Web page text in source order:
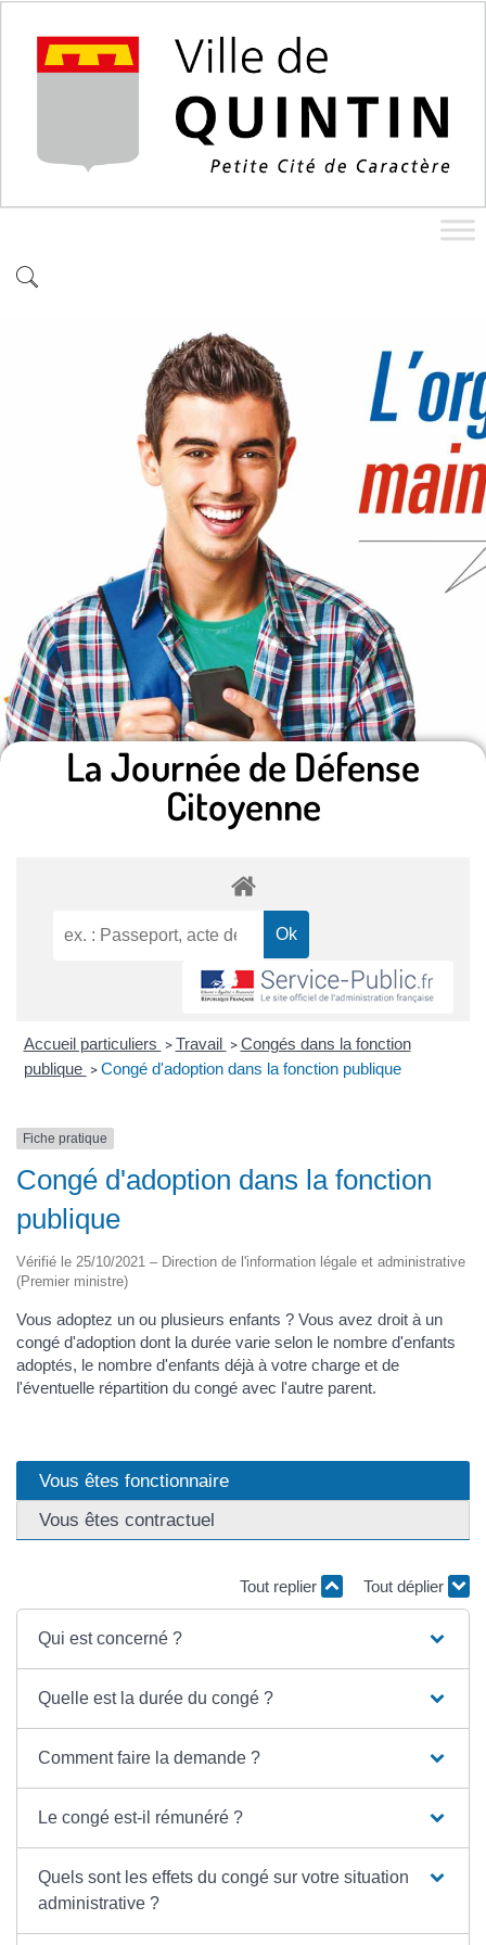
La Journée de Défense
Citoyenne
Accueil particuliers > Travail > Congés dans la fonction
publique > Congé d'adoption dans la fonction publique
Fiche pratique
Congé d'adoption dans la fonction
publique
Vérifié le 25/10/2021 – Direction de l'information légale et administrative
(Premier ministre)
Vous adoptez un ou plusieurs enfants ? Vous avez droit à un
congé d'adoption dont la durée varie selon le nombre d'enfants
adoptés, le nombre d'enfants déjà à votre charge et de
l'éventuelle répartition du congé avec l'autre parent.
Vous êtes fonctionnaire
Vous êtes contractuel
Tout replier Tout déplier
Qui est concerné ?
Quelle est la durée du congé ?
Comment faire la demande ?
Le congé est-il rémunéré ?
Quels sont les effets du congé sur votre situation
administrative ?